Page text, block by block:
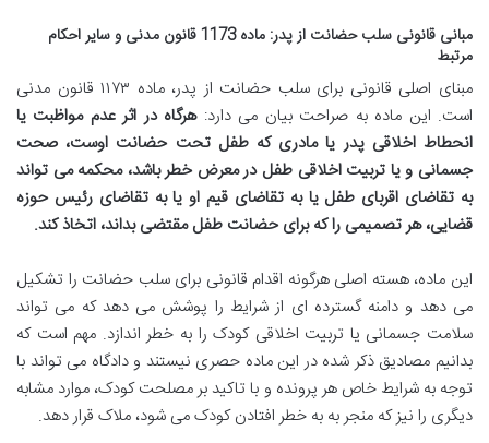
مبانی قانونی سلب حضانت از پدر: ماده 1173 قانون مدنی و سایر احکام
مرتبط
مبنای اصلی قانونی برای سلب حضانت از پدر، ماده ۱۱۷۳ قانون مدنی
است. این ماده به صراحت بیان می دارد:هرگاه در اثر عدم مواظبت یا
انحطاط اخلاقی پدر یا مادری که طفل تحت حضانت اوست، صحت
جسمانی و یا تربیت اخلاقی طفل در معرض خطر باشد، محکمه می تواند
به تقاضای اقربای طفل یا به تقاضای قیم او یا به تقاضای رئیس حوزه
قضایی، هر تصمیمی را که برای حضانت طفل مقتضی بداند، اتخاذ کند.
این ماده، هسته اصلی هرگونه اقدام قانونی برای سلب حضانت را تشکیل
می دهد و دامنه گسترده ای از شرایط را پوشش می دهد که می تواند
سلامت جسمانی یا تربیت اخلاقی کودک را به خطر اندازد. مهم است که
بدانیم مصادیق ذکر شده در این ماده حصری نیستند و دادگاه می تواند با
توجه به شرایط خاص هر پرونده و با تاکید بر مصلحت کودک، موارد مشابه
دیگری را نیز که منجر به به خطر افتادن کودک می شود، ملاک قرار دهد.